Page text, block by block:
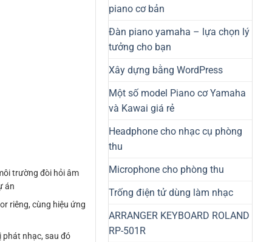
piano cơ bản
Đàn piano yamaha – lựa chọn lý
tưởng cho bạn
Xây dựng bằng WordPress
Một số model Piano cơ Yamaha
và Kawai giá rẻ
Headphone cho nhạc cụ phòng
thu
Microphone cho phòng thu
Trống điện tử dùng làm nhạc
ARRANGER KEYBOARD ROLAND
RP-501R
trường đòi hỏi âm
án
riêng, cùng hiệu ứng
phát nhạc, sau đó